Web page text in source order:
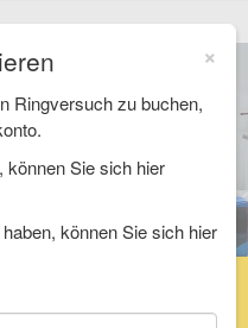
×
Ringversuch zu buchen,
können Sie sich hier
können Sie sich hier